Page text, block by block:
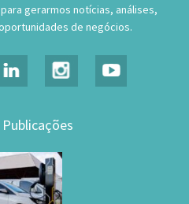
gerarmos notícias, análises,
de negócios.